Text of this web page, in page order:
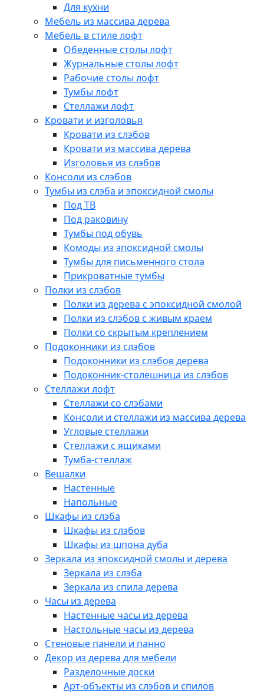
Для кухни
Мебель из массива дерева
Мебель в стиле лофт
Обеденные столы лофт
Журнальные столы лофт
Рабочие столы лофт
Тумбы лофт
Стеллажи лофт
Кровати и изголовья
Кровати из слэбов
Кровати из массива дерева
Изголовья из слэбов
Консоли из слэбов
Тумбы из слэба и эпоксидной смолы
Под ТВ
Под раковину
Тумбы под обувь
Комоды из эпоксидной смолы
Тумбы для письменного стола
Прикроватные тумбы
Полки из слэбов
Полки из дерева с эпоксидной смолой
Полки из слэбов с живым краем
Полки со скрытым креплением
Подоконники из слэбов
Подоконники из слэбов дерева
Подоконник-столешница из слэбов
Стеллажи лофт
Стеллажи со слэбами
Консоли и стеллажи из массива дерева
Угловые стеллажи
Стеллажи с ящиками
Тумба-стеллаж
Вешалки
Настенные
Напольные
Шкафы из слэба
Шкафы из слэбов
Шкафы из шпона дуба
Зеркала из эпоксидной смолы и дерева
Зеркала из слэба
Зеркала из спила дерева
Часы из дерева
Настенные часы из дерева
Настольные часы из дерева
Стеновые панели и панно
Декор из дерева для мебели
Разделочные доски
Арт-объекты из слэбов и спилов